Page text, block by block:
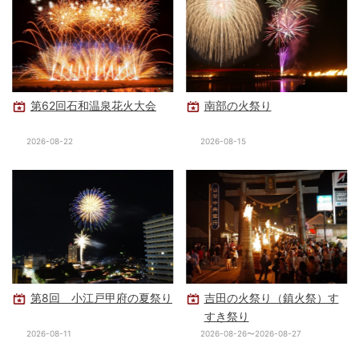
第62回石和温泉花火大会
2026-08-22
南部の火祭り
2026-08-15
第8回 小江戸甲府の夏祭り
2026-08-11
吉田の火祭り（鎮火祭）す
すき祭り
2026-08-26〜2026-08-27